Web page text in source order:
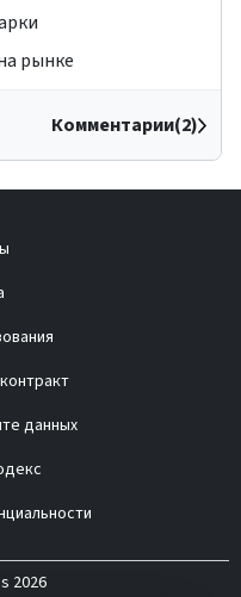
рынке
Комментарии(2)
данных
2026